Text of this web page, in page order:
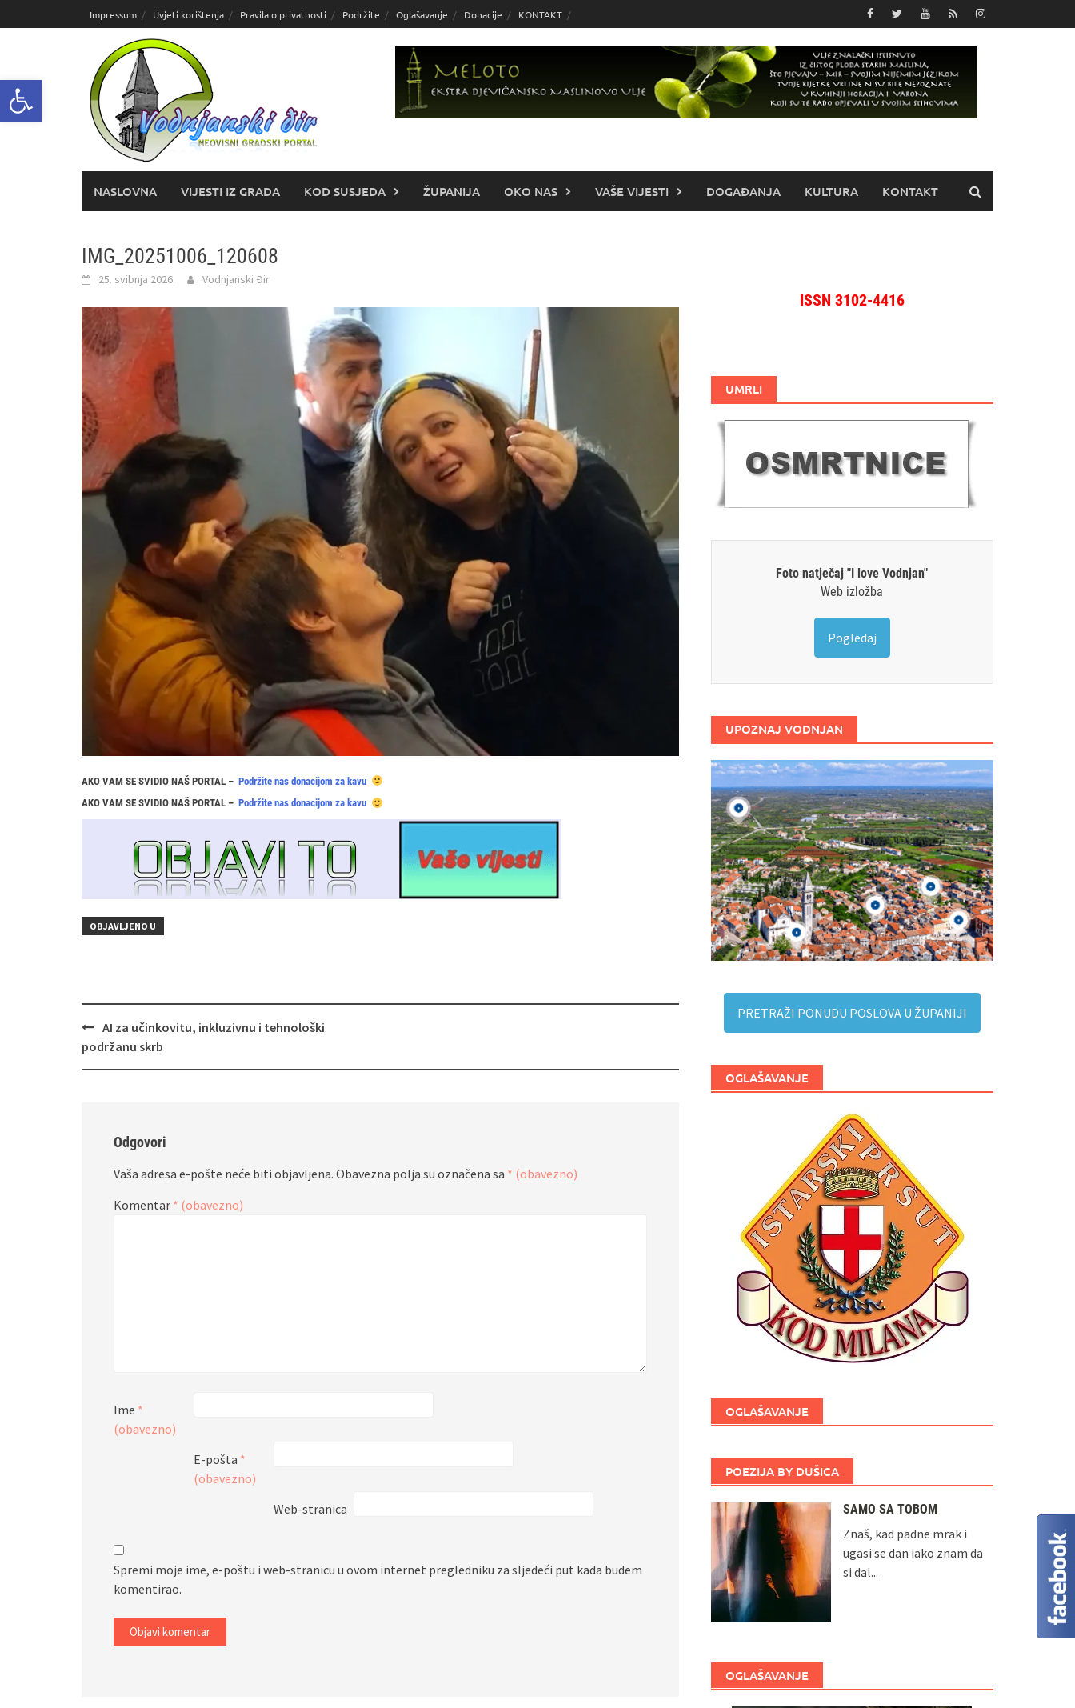
Open toolbar
do
Impressum Uvjeti korištenja Pravila o privatnosti Podržite Oglašavanje Donacije KONTAKT
NASLOVNA VIJESTI IZ GRADA KOD SUSJEDA ŽUPANIJA OKO NAS VAŠE VIJESTI DOGAĐANJA KULTURA KONTAKT
IMG_20251006_120608
25. svibnja 2026. Vodnjanski Đir
AKO VAM SE SVIDIO NAŠ PORTAL – Podržite nas donacijom za kavu
AKO VAM SE SVIDIO NAŠ PORTAL – Podržite nas donacijom za kavu
OBJAVLJENO U
Navigacija
objava
AI za učinkovitu, inkluzivnu i tehnološki
podržanu skrb
Odgovori
Vaša adresa e-pošte neće biti objavljena. Obavezna polja su označena sa * (obavezno)
Komentar * (obavezno)
Ime *
(obavezno)
E-pošta *
(obavezno)
Web-stranica
Spremi moje ime, e-poštu i web-stranicu u ovom internet pregledniku za sljedeći put kada budem
komentirao.
ISSN 3102-4416
UMRLI
Foto natječaj "I love Vodnjan"
Web izložba
Pogledaj
UPOZNAJ VODNJAN
PRETRAŽI PONUDU POSLOVA U ŽUPANIJI
OGLAŠAVANJE
OGLAŠAVANJE
POEZIJA BY DUŠICA
SAMO SA TOBOM
Znaš, kad padne mrak i
ugasi se dan iako znam da
si dal...
OGLAŠAVANJE